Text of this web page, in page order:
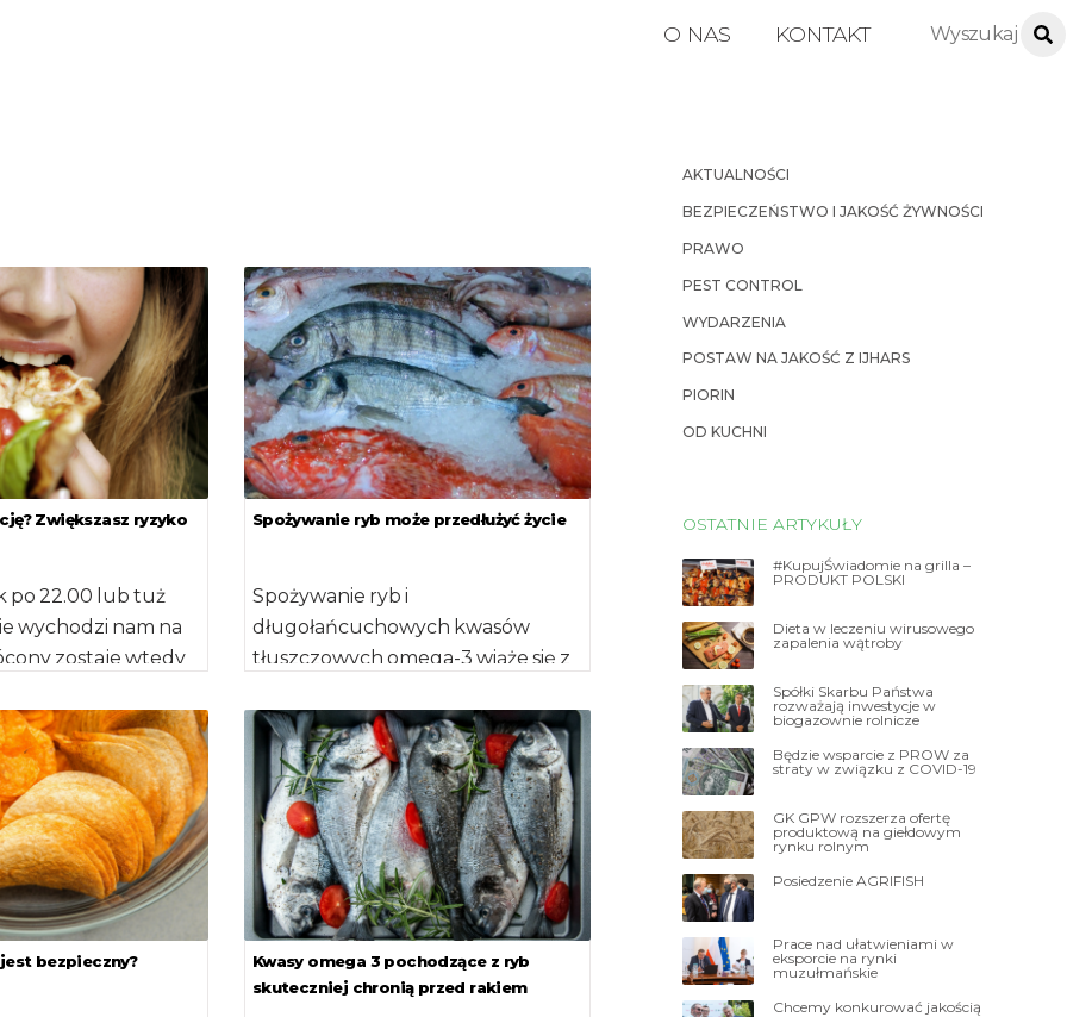
O NAS KONTAKT
Zwiększasz ryzyko
po 22.00 lub tuż
wychodzi nam na
zostaje wtedy
Spożywanie ryb może przedłużyć życie
Spożywanie ryb i
długołańcuchowych kwasów
tłuszczowych omega-3 wiąże się z
śmierci – czytamy na łamach
„Journal of […]
bezpieczny?
Kwasy omega 3 pochodzące z ryb
skuteczniej chronią przed rakiem
AKTUALNOŚCI
BEZPIECZEŃSTWO I JAKOŚĆ ŻYWNOŚCI
PRAWO
PEST CONTROL
WYDARZENIA
POSTAW NA JAKOŚĆ Z IJHARS
PIORIN
OD KUCHNI
OSTATNIE ARTYKUŁY
#KupujŚwiadomie na grilla –
PRODUKT POLSKI
Dieta w leczeniu wirusowego
zapalenia wątroby
Spółki Skarbu Państwa
rozważają inwestycje w
biogazownie rolnicze
Będzie wsparcie z PROW za
straty w związku z COVID-19
GK GPW rozszerza ofertę
produktową na giełdowym
rynku rolnym
Posiedzenie AGRIFISH
Prace nad ułatwieniami w
eksporcie na rynki
muzułmańskie
Chcemy konkurować jakością